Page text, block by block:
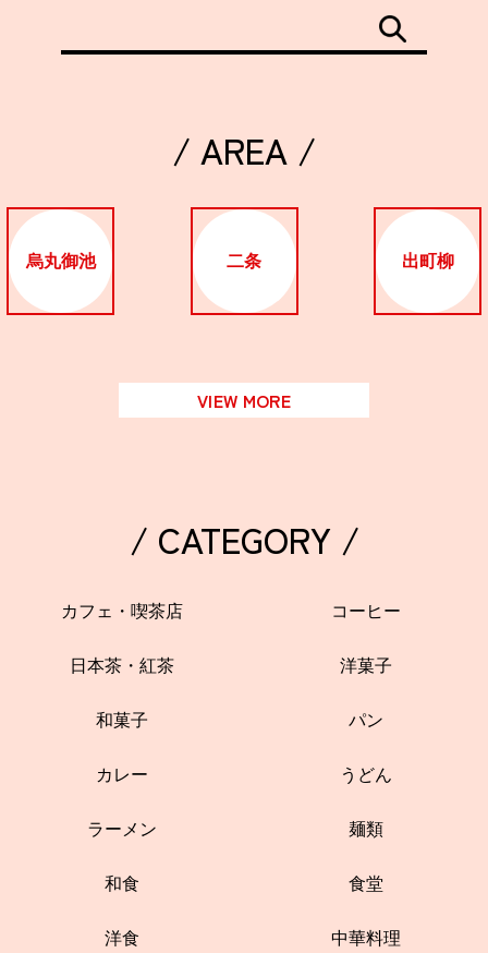
おすすめの展覧会
おすすめの映画
紹介します。
/ AREA /
烏丸御池 二条 出町柳
VIEW MORE
/ CATEGORY /
カフェ・喫茶店 コーヒー
日本茶・紅茶 洋菓子
和菓子 パン
カレー うどん
ラーメン 麺類
和食 食堂
洋食 中華料理